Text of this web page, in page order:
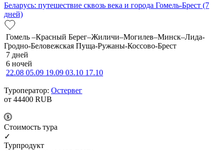
Беларусь: путешествие сквозь века и города Гомель-Брест (7
дней)
Гомель –Красный Берег–Жиличи–Могилев–Минск–Лида-
Гродно-Беловежская Пуща-Ружаны-Коссово-Брест
7 дней
6 ночей
22.08 05.09 19.09 03.10 17.10
Туроператор: Остервег
от 44400 RUB
Cтоимость тура
✓
Турпродукт